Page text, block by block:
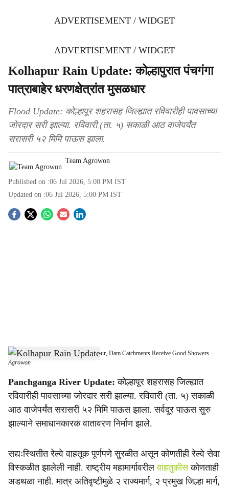
ADVERTISEMENT / WIDGET
ADVERTISEMENT / WIDGET
Kolhapur Rain Update: कोल्हापुरात पंचगंगा
पात्राबाहेर धरणक्षेत्रांत मुसळधार
Flood Update: कोल्हापूर शहरासह जिल्ह्यात रविवारीही पावसाच्या
जोरदार सरी झाल्या. रविवारी (ता. ५) सकाळी आठ वाजेपर्यंत
सरासरी ५२ मिमि पाऊस झाला.
Team Agrowon
Published on :06 Jul 2026, 5:00 PM IST
Updated on :06 Jul 2026, 5:00 PM IST
S
h
a
r
e
Heavy Rain Continues Across Kolhapur, Dam Catchments Receive Good Showers -
Agrowon
Panchganga River Update: कोल्हापूर शहरासह जिल्ह्यात
रविवारीही पावसाच्या जोरदार सरी झाल्या. रविवारी (ता. ५) सकाळी
आठ वाजेपर्यंत सरासरी ५२ मिमि पाऊस झाला. सर्वदूर पाऊस सुरु
झाल्याने समाधानकारक वातावरण निर्माण झाले.
सद्यःस्थितीत रेल्वे वाहतूक पूर्णपणे सुरळीत असून कोणतीही रेल्वे सेवा
विस्कळीत झालेली नाही. राष्ट्रीय महामार्गावरीलवाहतुकीसकोणताही
अडथळा नाही. मात्र अतिवृष्टीमुळे २ राज्यमार्ग, २ प्रमुख जिल्हा मार्ग,